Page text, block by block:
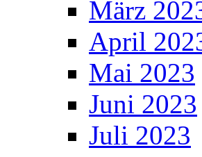
März
April
Mai 2023
Juni 2023
Juli 2023